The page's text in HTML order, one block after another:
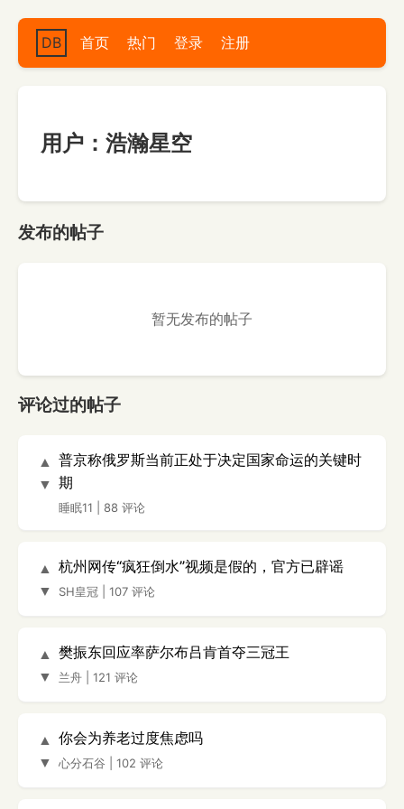
DB 首页 热门 登录 注册
用户：浩瀚星空
发布的帖子
暂无发布的帖子
评论过的帖子
▲
▼
普京称俄罗斯当前正处于决定国家命运的关键时
期
睡眠11 88 评论
▲
▼
杭州网传“疯狂倒水”视频是假的，官方已辟谣
SH皇冠 107 评论
▲
▼
樊振东回应率萨尔布吕肯首夺三冠王
兰舟 121 评论
▲
▼
你会为养老过度焦虑吗
心分石谷 102 评论